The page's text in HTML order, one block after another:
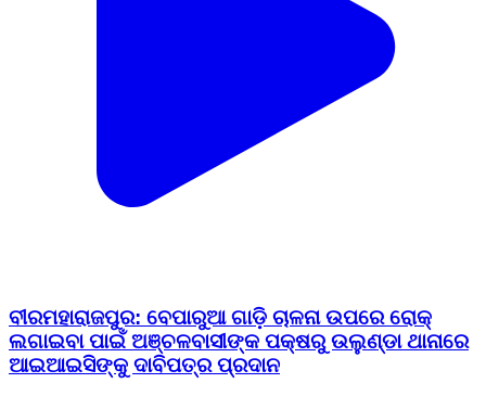
ବୀରମହାରାଜପୁର: ବେପାରୁଆ ଗାଡ଼ି ଚାଳନା ଉପରେ ରୋକ୍
ଲଗାଇବା ପାଇଁ ଅଞ୍ଚଳବାସୀଙ୍କ ପକ୍ଷରୁ ଉଲୁଣ୍ଡା ଥାନାରେ
ଆଇଆଇସିଙ୍କୁ ଦାବିପତ୍ର ପ୍ରଦାନ